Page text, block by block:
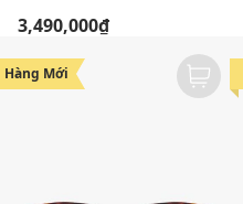
3,490,000₫
Hàng Mới